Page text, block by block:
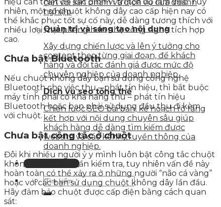
cận với sản phẩm và dịch vụ của doanh
nghiệp
Quản trị và sáng tạo nội dung
Xây dựng chiến lược và lên ý tưởng cho
content theo từng giai đoạn, để khách
hàng và đối tác đánh giá được mức độ
chuyên nghiệp của doanh nghiệp.
Dịch vụ seo tổng thể
Chiến lược SEO bài bản, kế hoạch rõ ràng
kết hợp với nội dung chuyên sâu giúp
khách hàng dễ dàng tìm kiếm được
website và các kênh truyền thông của
doanh nghiệp.
Liên hệ tư vấn
nhiên, một số chuột không dây cao cấp hiện nay có
thể khắc phục tốt sự cố này, dễ dàng tương thích với
nhiều loại mặt phẳng hơn nhờ công nghệ tích hợp
cao.
Chưa bật Bluetooth
Nếu chuột không dây bạn sử dụng công nghệ
Bluetooth cho việc thu – phát tín hiệu, thì bắt buộc
máy tính phải có khả năng thu – phát tín hiệu
Bluetooth hoặc bạn phải sử dụng đầu thu đi kèm
với chuột.
Chưa bật công tắc ở chuột
Đôi khi nhiều người ỷ y mình luôn bật công tắc chuột
không dây sẽ lơ phần kiểm tra, tuy nhiên vấn đề này
hoàn toàn có thể xảy ra ở những người “não cá vàng”
hoặc với các bạn sử dụng chuột không dây lần đầu.
Hãy đảm bảo chuột được cấp điện bằng cách quan
sát: